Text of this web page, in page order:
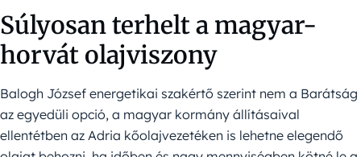
Súlyosan terhelt a magyar-
horvát olajviszony
Balogh József energetikai szakértő szerint nem a Barátság
az egyedüli opció, a magyar kormány állításaival
ellentétben az Adria kőolajvezetéken is lehetne elegendő